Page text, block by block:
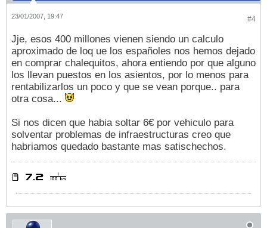
#4
23/01/2007, 19:47
Jje, esos 400 millones vienen siendo un calculo
aproximado de loq ue los españoles nos hemos dejado
en comprar chalequitos, ahora entiendo por que alguno
los llevan puestos en los asientos, por lo menos para
rentabilizarlos un poco y que se vean porque.. para
otra cosa...
Si nos dicen que habia soltar 6€ por vehiculo para
solventar problemas de infraestructuras creo que
habriamos quedado bastante mas satischechos.